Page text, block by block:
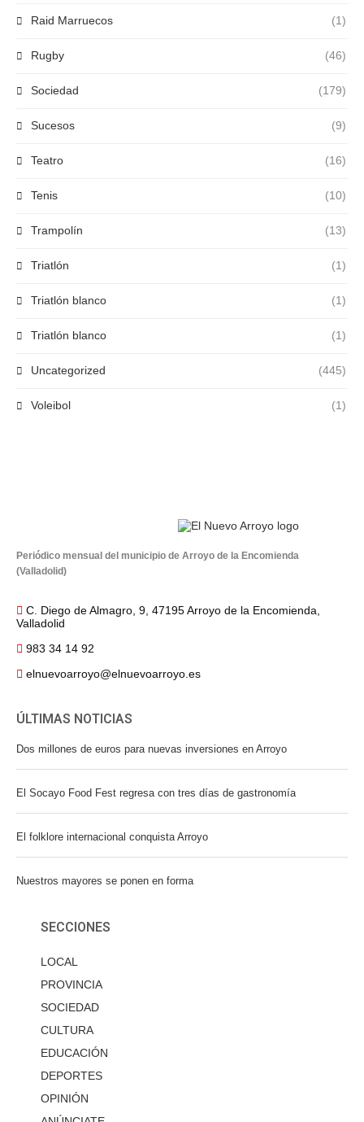
Raid Marruecos (1)
Rugby (46)
Sociedad (179)
Sucesos (9)
Teatro (16)
Tenis (10)
Trampolín (13)
Triatlón (1)
Triatlón blanco (1)
Triatlón blanco (1)
Uncategorized (445)
Voleibol (1)
Periódico mensual del municipio de Arroyo de la Encomienda
(Valladolid)
C. Diego de Almagro, 9, 47195 Arroyo de la Encomienda,
Valladolid
983 34 14 92
elnuevoarroyo@elnuevoarroyo.es
ÚLTIMAS NOTICIAS
Dos millones de euros para nuevas inversiones en Arroyo
El Socayo Food Fest regresa con tres días de gastronomía
El folklore internacional conquista Arroyo
Nuestros mayores se ponen en forma
SECCIONES
LOCAL
PROVINCIA
SOCIEDAD
CULTURA
EDUCACIÓN
DEPORTES
OPINIÓN